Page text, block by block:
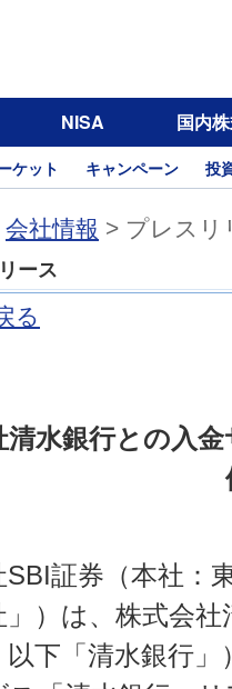
NISA 国内
ケット キャンペーン 投
会社情報 > プレスリ
ース
る
清水銀行との入
SBI証券（本社：
」）は、株式会
以下「清水銀行